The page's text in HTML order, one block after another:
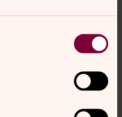
pastorat
054-14 14 00